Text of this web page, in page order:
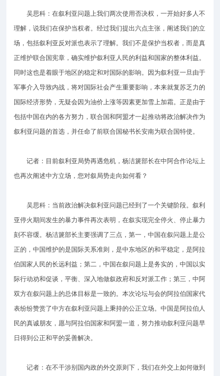
吴思科：在叙利亚问题上我们两次使用否决权，一开始好多人不
理解，说我们在保护当权者。经过我们提出六点主张，阐述我们的立
场，包括叙利亚反对派也表示了理解。我们不是保护当权者，而是真
正维护联合国宪章，确实维护叙利亚人民的利益和国家的整体利益。
同时这也是着眼于地区的稳定和对国际的影响。因为叙利亚一旦由于
军事介入导致内战，将对国际社会产生重要影响，本来就复苏乏力的
国际经济形势，无疑会因为油价上涨等因素更加雪上加霜。正是由于
包括中国在内的各方努力，联合国和阿盟才一起推动将政治解决作为
叙利亚问题的首选，并任命了前联合国秘书长安南为联合国特使。
记者：目前叙利亚局势再遇危机，杨洁篪部长在中阿合作论坛上
也再次阐述中方立场，您对叙局势走向如何看？
吴思科：当前政治解决叙利亚问题已经到了一个关键阶段。叙利
亚停火期间发生的暴力事件再次表明，在叙实现完全停火、停止暴力
刻不容缓。杨洁篪部长主要强调了三点，第一，中国在叙问题上是公
正的，中国维护的是国际关系准则，是中东地区的和平稳定，是阿拉
伯国家人民的长远利益；第二，中国在叙问题上是务实的，中国以实
际行动劝和促谈，平衡、深入地做叙政府和反对派工作；第三，中阿
双方在叙问题上的总体目标是一致的。本次论坛与会的阿拉伯国家代
表纷纷赞赏了中方在叙利亚问题上秉持的公正立场。中国是阿拉伯人
民的真诚朋友，愿与阿拉伯国家和阿盟一道，努力推动叙利亚问题早
日得到公正和平的妥善解决。
记者：在不干涉别国内政的外交原则下，我们在外交上如何做到